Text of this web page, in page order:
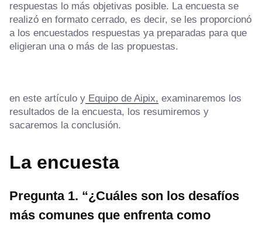
respuestas lo más objetivas posible. La encuesta se
realizó en formato cerrado, es decir, se les proporcionó
a los encuestados respuestas ya preparadas para que
eligieran una o más de las propuestas.
en este artículo y Equipo de Aipix, examinaremos los
resultados de la encuesta, los resumiremos y
sacaremos la conclusión.
La encuesta
Pregunta 1. “¿Cuáles son los desafíos
más comunes que enfrenta como